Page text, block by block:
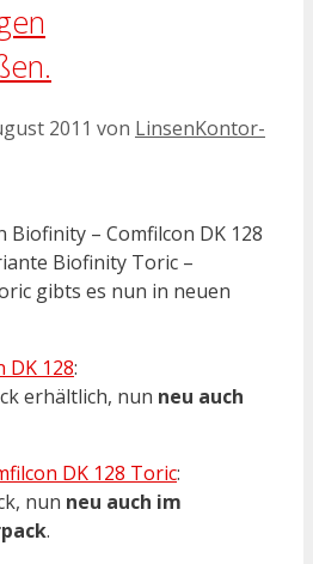
2011 von LinsenKontor-
Biofinity – Comfilcon DK 128
Biofinity Toric –
gibts es nun in neuen
DK 128:
erhältlich, nun neu auch
DK 128 Toric:
nun neu auch im
.